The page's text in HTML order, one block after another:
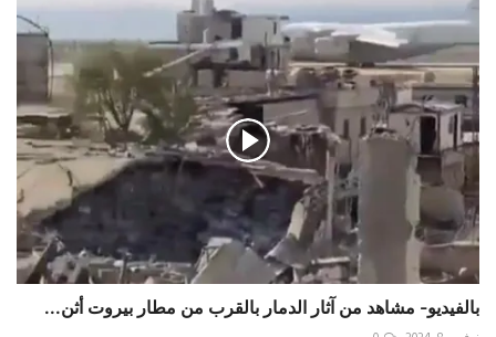
بالفيديو- مشاهد من آثار الدمار بالقرب من مطار بيروت أثن...